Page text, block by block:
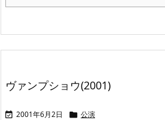
ヴァンプショウ(2001)
 2001年6月2日  公演